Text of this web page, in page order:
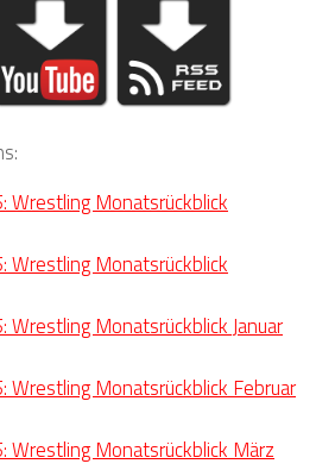
Wrestling Monatsrückblick
Wrestling Monatsrückblick
Wrestling Monatsrückblick Januar
Wrestling Monatsrückblick Februar
Wrestling Monatsrückblick März